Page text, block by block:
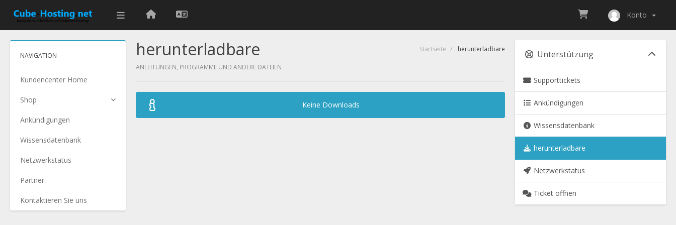
Konto
NAVIGATION
Kundencenter Home
Shop
Ankündigungen
Wissensdatenbank
Netzwerkstatus
Partner
Kontaktieren Sie uns
herunterladbare Startseite herunterladbare
ANLEITUNGEN, PROGRAMME UND ANDERE DATEIEN
Keine Downloads
Unterstützung
Supporttickets
Ankündigungen
Wissensdatenbank
herunterladbare
Netzwerkstatus
Ticket öffnen